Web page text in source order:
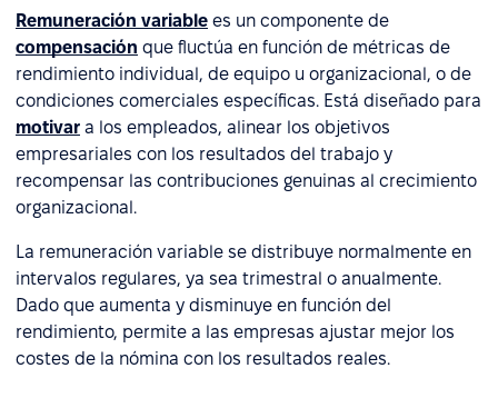
Remuneración variable es un componente de
compensación que fluctúa en función de métricas de
rendimiento individual, de equipo u organizacional, o de
condiciones comerciales específicas. Está diseñado para
motivar a los empleados, alinear los objetivos
empresariales con los resultados del trabajo y
recompensar las contribuciones genuinas al crecimiento
organizacional.
La remuneración variable se distribuye normalmente en
intervalos regulares, ya sea trimestral o anualmente.
Dado que aumenta y disminuye en función del
rendimiento, permite a las empresas ajustar mejor los
costes de la nómina con los resultados reales.